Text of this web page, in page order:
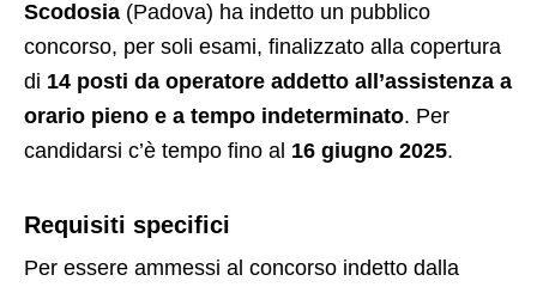
Scodosia (Padova) ha indetto un pubblico
concorso, per soli esami, finalizzato alla copertura
di 14 posti da operatore addetto all’assistenza a
orario pieno e a tempo indeterminato. Per
candidarsi c’è tempo fino al 16 giugno 2025.
Requisiti specifici
Per essere ammessi al concorso indetto dalla